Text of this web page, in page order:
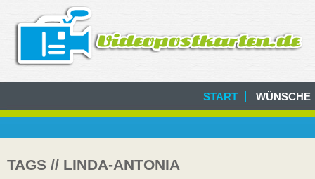
START WÜNSCHE
TAGS // LINDA-ANTONIA